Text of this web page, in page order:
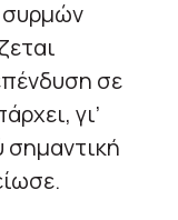
συρμών
σε
γι’
σημαντική